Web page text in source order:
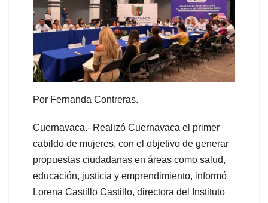
Por Fernanda Contreras.
Cuernavaca.- Realizó Cuernavaca el primer
cabildo de mujeres, con el objetivo de generar
propuestas ciudadanas en áreas como salud,
educación, justicia y emprendimiento, informó
Lorena Castillo Castillo, directora del Instituto